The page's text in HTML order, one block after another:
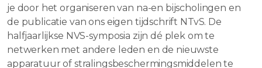
je door het organiseren van na-en bijscholingen en
de publicatie van ons eigen tijdschrift NTvS. De
halfjaarlijkse NVS-symposia zijn dé plek om te
netwerken met andere leden en de nieuwste
apparatuur of stralingsbeschermingsmiddelen te